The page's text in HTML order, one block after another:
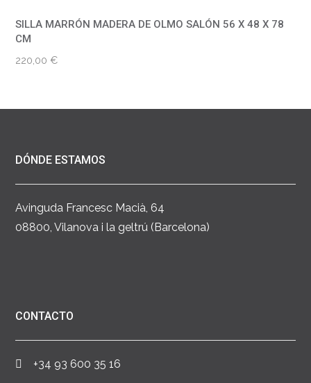
SILLA MARRÓN MADERA DE OLMO SALÓN 56 X 48 X 78
CM
220,00€
DÓNDE ESTAMOS
Avinguda Francesc Macià, 64
08800, Vilanova i la geltrú (Barcelona)
CONTACTO
+34 93 600 35 16